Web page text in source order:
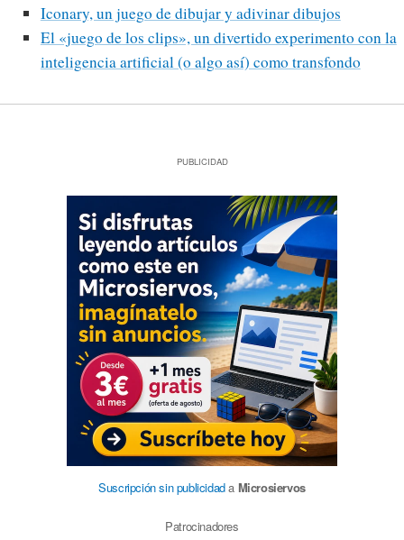
Iconary, un juego de dibujar y adivinar dibujos
El «juego de los clips», un divertido experimento con la
inteligencia artificial (o algo así) como transfondo
PUBLICIDAD
Suscripción sin publicidada Microsiervos
Patrocinadores